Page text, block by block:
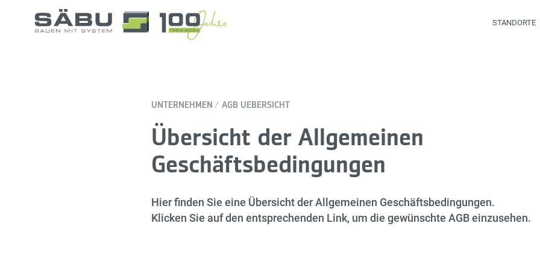
STANDORTE
UNTERNEHMEN AGB UEBERSICHT
Übersicht der Allgemeinen
Geschäftsbedingungen
Hier finden Sie eine Übersicht der Allgemeinen Geschäftsbedingungen.
Klicken Sie auf den entsprechenden Link, um die gewünschte AGB einzusehen.